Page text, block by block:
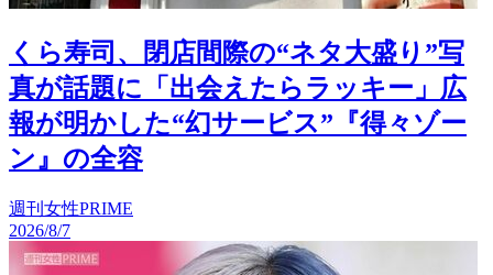
くら寿司、閉店間際の“ネタ大盛り”写
真が話題に「出会えたらラッキー」広
報が明かした“幻サービス”『得々ゾー
ン』の全容
週刊女性PRIME
2026/8/7